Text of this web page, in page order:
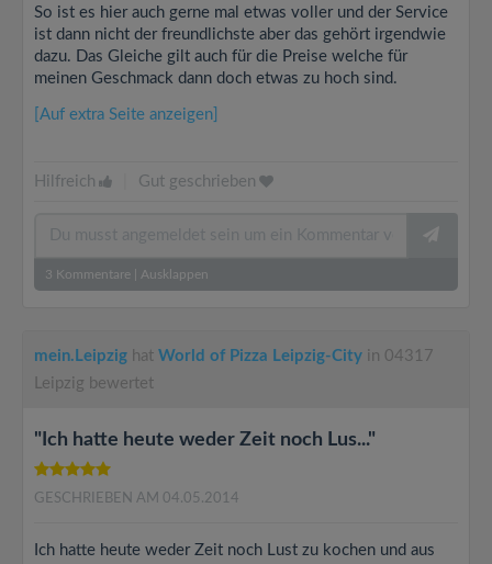
So ist es hier auch gerne mal etwas voller und der Service
ist dann nicht der freundlichste aber das gehört irgendwie
dazu. Das Gleiche gilt auch für die Preise welche für
meinen Geschmack dann doch etwas zu hoch sind.
[Auf extra Seite anzeigen]
Hilfreich Gut geschrieben
3 Kommentare Ausklappen
mein.Leipzig hat World of Pizza Leipzig-City in 04317
Leipzig bewertet
"Ich hatte heute weder Zeit noch Lus..."
GESCHRIEBEN AM 04.05.2014
Ich hatte heute weder Zeit noch Lust zu kochen und aus